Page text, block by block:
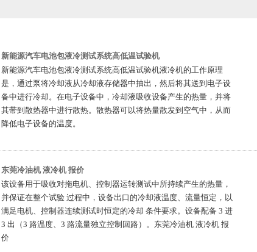
新能源汽车电池包液冷测试系统高低温试验机
新能源汽车电池包液冷测试系统高低温试验机液冷机的工作原理
是，通过泵将冷却液从冷却液存储器中抽出，然后将其送到电子设
备中进行冷却。在电子设备中，冷却液吸收设备产生的热量，并将
其带到散热器中进行散热。散热器可以将热量散发到空气中，从而
降低电子设备的温度。
东莞冷油机 液冷机 报价
该设备用于吸收对拖电机、控制器运转测试中所持续产生的热量，
并保证在整个试验 过程中，设备出口的冷却液温度、流量恒定，以
满足电机、控制器连续测试时恒定的冷却 条件要求。设备配备 3 进
3 出（3 路温度、3 路流量独立控制回路）。东莞冷油机 液冷机 报
价